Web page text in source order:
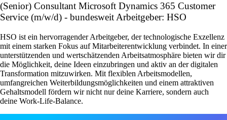
(Senior) Consultant Microsoft Dynamics 365 Customer
Service (m/w/d) - bundesweit Arbeitgeber: HSO
HSO ist ein hervorragender Arbeitgeber, der technologische Exzellenz
mit einem starken Fokus auf Mitarbeiterentwicklung verbindet. In einer
unterstützenden und wertschätzenden Arbeitsatmosphäre bieten wir dir
die Möglichkeit, deine Ideen einzubringen und aktiv an der digitalen
Transformation mitzuwirken. Mit flexiblen Arbeitsmodellen,
umfangreichen Weiterbildungsmöglichkeiten und einem attraktiven
Gehaltsmodell fördern wir nicht nur deine Karriere, sondern auch
deine Work-Life-Balance.